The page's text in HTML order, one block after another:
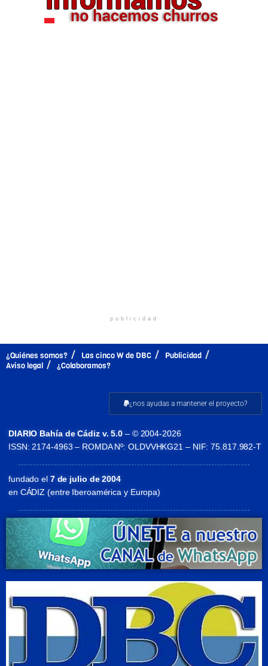
publicidad
¿Quiénes somos? Las cinco W de DBC
Publicidad
Aviso legal
¿Colaboramos?
¿nos ayudas a mantener el proyecto?
DIARIO Bahía de Cádiz v. 5.0 – © 2004-2026
ISSN: 2174-4963 – ROMDA Nº: OLDVVHKG21 – NIF: 75.817.982-T
fundado el7 de julio de 2004
en CÁDIZ (entre Iberoamérica y Europa)